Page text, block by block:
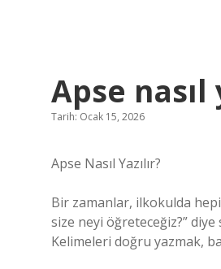
Apse nasıl
Tarih: Ocak 15, 2026
Apse Nasıl Yazılır?
Bir zamanlar, ilkokulda
size neyi öğreteceğiz?”
Kelimeleri doğru yazmak,